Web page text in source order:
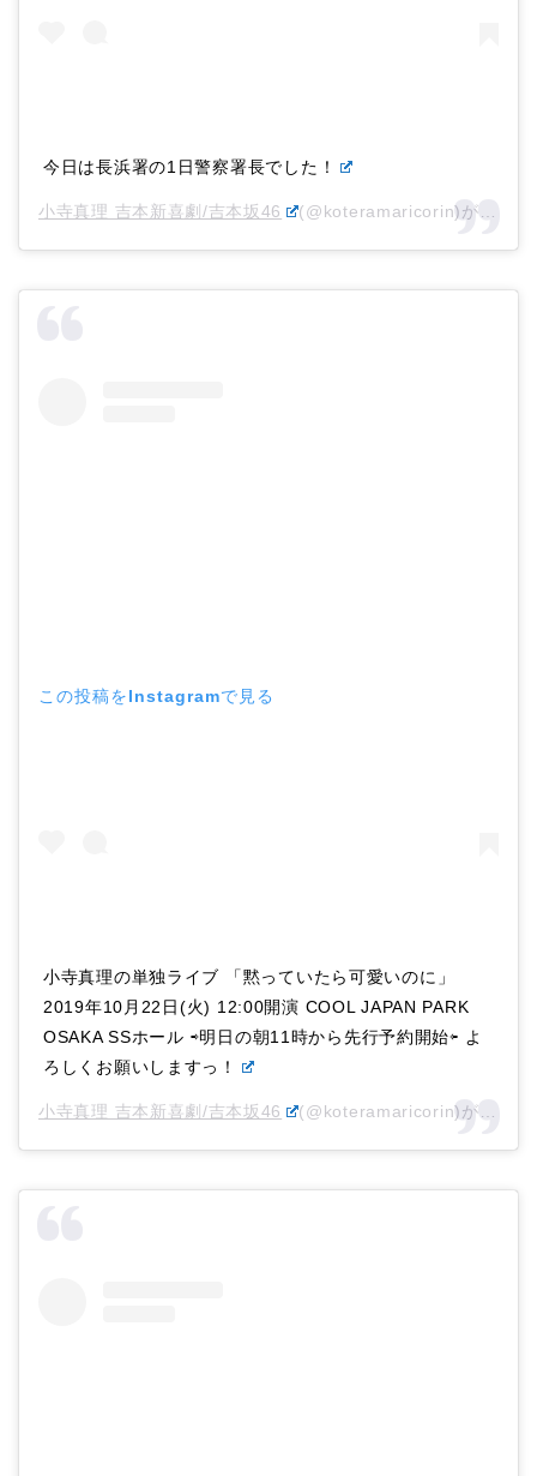
今日は長浜署の1日警察署長でした！
小寺真理 吉本新喜劇/吉本坂46 (@koteramaricorin)がシェアした投稿 –
この投稿をInstagramで見る
小寺真理の単独ライブ 「黙っていたら可愛いのに」
2019年10月22日(火) 12:00開演 COOL JAPAN PARK
OSAKA SSホール ⇨明日の朝11時から先行予約開始⇦ よ
ろしくお願いしますっ！
小寺真理 吉本新喜劇/吉本坂46 (@koteramaricorin)がシェアした投稿 –